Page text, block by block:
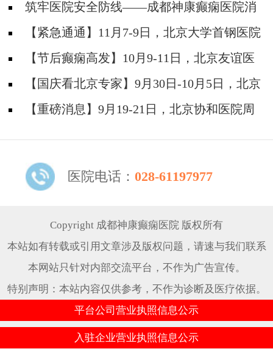
筑牢医院安全防线——成都神康癫痫医院消
防安全培训纪实
【紧急通通】11月7-9日，北京大学首钢医院
神经内科胡颖教授亲临成都会诊，破解癫痫疑难
【节后癫痫高发】10月9-11日，北京友谊医
院陈葵博士免费会诊+治疗援助，破解癫痫难
题！
【国庆看北京专家】9月30日-10月5日，北京
天坛&首钢医院两大专家蓉城亲诊+癫痫大额救
【重磅消息】9月19-21日，北京协和医院周
医院电话： 028-61197977
Copyright 成都神康癫痫医院 版权所有
本站如有转载或引用文章涉及版权问题，请速与我们联系
本网站只针对内部交流平台，不作为广告宣传。
特别声明：本站内容仅供参考，不作为诊断及医疗依据。
平台公司营业执照信息公示
入驻企业营业执照信息公示